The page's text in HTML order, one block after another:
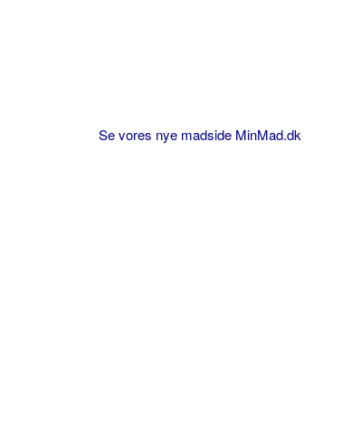
Se vores nye madside MinMad.dk